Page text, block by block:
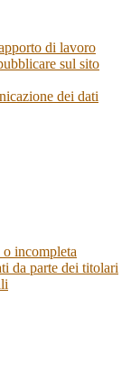
di lavoro
sul sito
dei dati
o incompleta
da parte dei titolari